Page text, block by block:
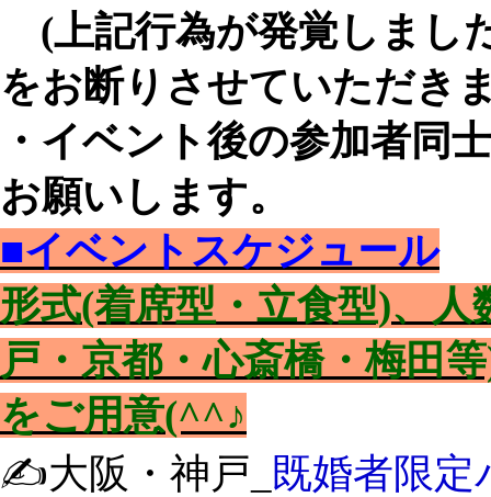
(上記行為が発覚しまし
をお断りさせていただき
・イベント後の参加者同
お願いします。
■イベントスケジュール
形式(着席型・立食型)、
戸・京都・心斎橋・梅田
をご用意(^^♪
✍️大阪・神戸_
既婚者限